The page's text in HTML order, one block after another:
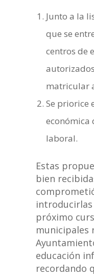
Junto a la
que se
centros de
matricular
Se priorice
económica
laboral.
Estas
bien
próximo
municipales
educación
recordando